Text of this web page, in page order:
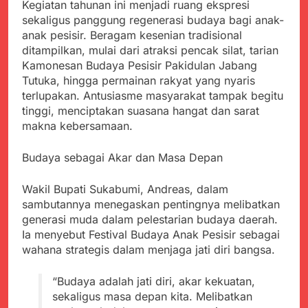
Kabupaten Sukabumi
Angkat Bicara
Satgas Yonif 310/KK
Lakukan Pengecatan
Dan Pembenahan
Juli 21, 2024
Kadinkes kab. Sukabumi
Angkat Bicara Terkait
Dugaan pembelian obat
yang akan Kadaluarsa
oleh Puskesmas
Juli 21, 2024
Diduga Pembelian Obat
oleh Puskesmas di
Kab. Sukabumi yang
Juli 20, 2024
Yonif 310/KK Berikan
Juli 20, 2024
Perkembangan
Terbaru Kasus Dago
Elos
Juli 20, 2024
Kejaksaan Negeri Kab
Sukabumi didesak usut
Tuntas Dugaan
Pengadaan Buku Simi
Juli 19, 2024
Inspektorat Kab,
Sukabumi
Juli 19, 2024
Kegiatan tahunan ini menjadi ruang ekspresi
sekaligus panggung regenerasi budaya bagi anak-
anak pesisir. Beragam kesenian tradisional
ditampilkan, mulai dari atraksi pencak silat, tarian
Kamonesan Budaya Pesisir Pakidulan Jabang
Tutuka, hingga permainan rakyat yang nyaris
terlupakan. Antusiasme masyarakat tampak begitu
tinggi, menciptakan suasana hangat dan sarat
makna kebersamaan.
Budaya sebagai Akar dan Masa Depan
Wakil Bupati Sukabumi, Andreas, dalam
sambutannya menegaskan pentingnya melibatkan
generasi muda dalam pelestarian budaya daerah.
Ia menyebut Festival Budaya Anak Pesisir sebagai
wahana strategis dalam menjaga jati diri bangsa.
“Budaya adalah jati diri, akar kekuatan,
sekaligus masa depan kita. Melibatkan